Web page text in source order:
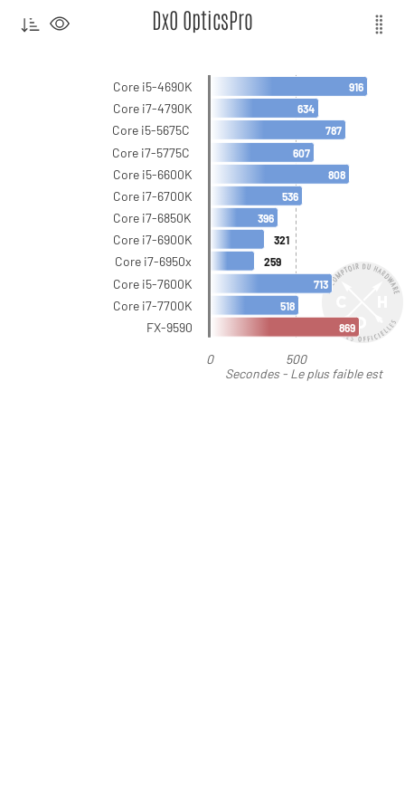
Secondes - Le plus faible est
DxO OpticsPro
0 500
Core i5-4690K
Core i7-4790K
Core i5-5675C
Core i7-5775C
Core i5-6600K
Core i7-6700K
Core i7-6850K
Core i7-6900K
Core i7-6950x
Core i5-7600K
Core i7-7700K
FX-9590
916
634
787
607
808
536
396
713
518
869
321
259